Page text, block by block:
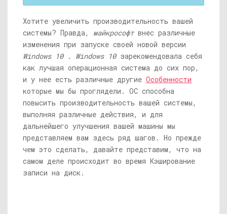
Хотите увеличить производительность вашей
системы? Правда, майкрософтвнес различные
изменения при запуске своей новой версии
Windows 10. Windows 10зарекомендовала себя
как лучшая операционная система до сих пор,
и у нее есть различные другие Особенности
которые мы бы проглядели. ОС способна
повысить производительность вашей системы,
выполняя различные действия, и для
дальнейшего улучшения вашей машины мы
представляем вам здесь ряд шагов. Но прежде
чем это сделать, давайте представим, что на
самом деле происходит во время Кэширование
записи на диск.